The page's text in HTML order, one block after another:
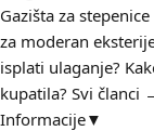
Gazišta za
za moderan
isplati ulaganje?
kupatila? Svi članci
Informacije▼